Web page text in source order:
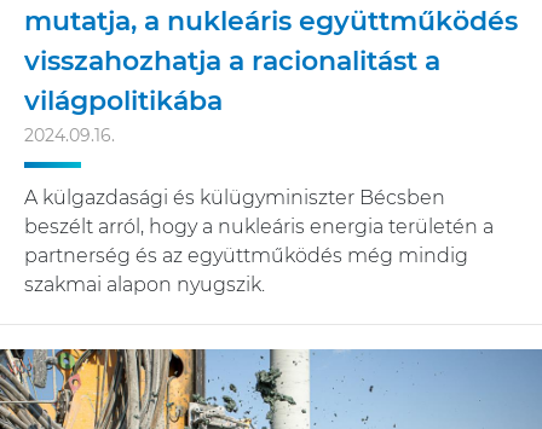
mutatja, a nukleáris együttműködés
visszahozhatja a racionalitást a
világpolitikába
2024.09.16.
A külgazdasági és külügyminiszter Bécsben
beszélt arról, hogy a nukleáris energia területén a
partnerség és az együttműködés még mindig
szakmai alapon nyugszik.